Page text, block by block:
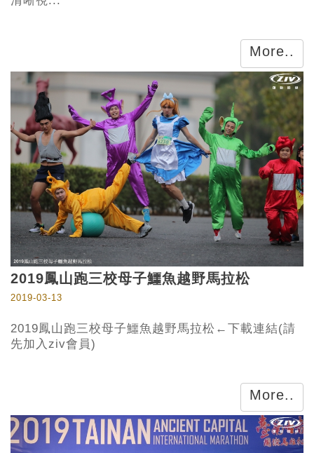
More..
2019鳳山跑三校母子鱷魚越野馬拉松
2019-03-13
2019鳳山跑三校母子鱷魚越野馬拉松←下載連結(請
先加入ziv會員)
More..